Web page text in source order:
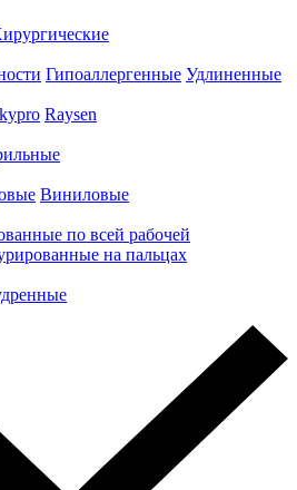
Гипоаллергенные Удлиненные
Raysen
Виниловые
по всей рабочей
на пальцах